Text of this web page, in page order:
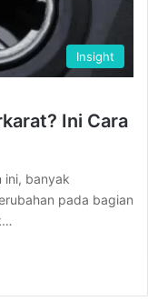
Insight
Ini Cara
ini, banyak
pada bagian